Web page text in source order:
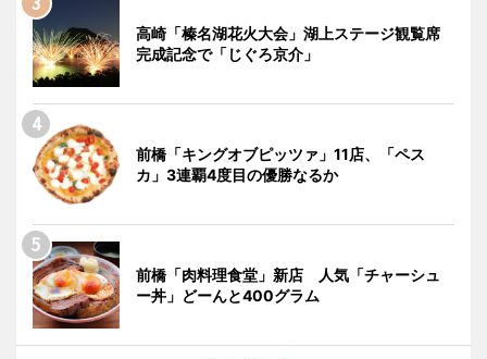
高崎「榛名湖花火大会」湖上ステージ観覧席
完成記念で「じぐろ京介」
前橋「キングオブピッツァ」11店、「ペス
カ」3連覇4度目の優勝なるか
前橋「肉料理食堂」新店 人気「チャーシュ
ー丼」どーんと400グラム